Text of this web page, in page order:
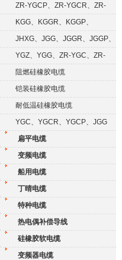
GGRP
ZR-YGCP、ZR-YGCR、ZR-
YGCRP
KGG、KGGR、KGGP、
KGGRP
JHXG、JGG、JGGR、JGGP、
JGGFYGZ、YGG、ZR-YGC、ZR-
KGG阻燃硅橡胶电缆
铠装硅橡胶电缆
耐低温硅橡胶电缆
YGC、YGCR、YGCP、JGG
扁平电缆
变频电缆
船用电缆
丁晴电缆
特种电缆
热电偶补偿导线
硅橡胶软电缆
变频器电缆